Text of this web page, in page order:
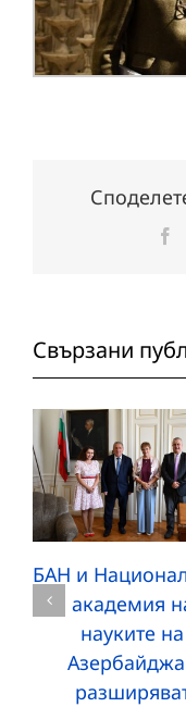
Свързани
БАН и
академия
науките на